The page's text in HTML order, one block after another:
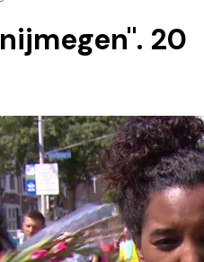
nijmegen". 20